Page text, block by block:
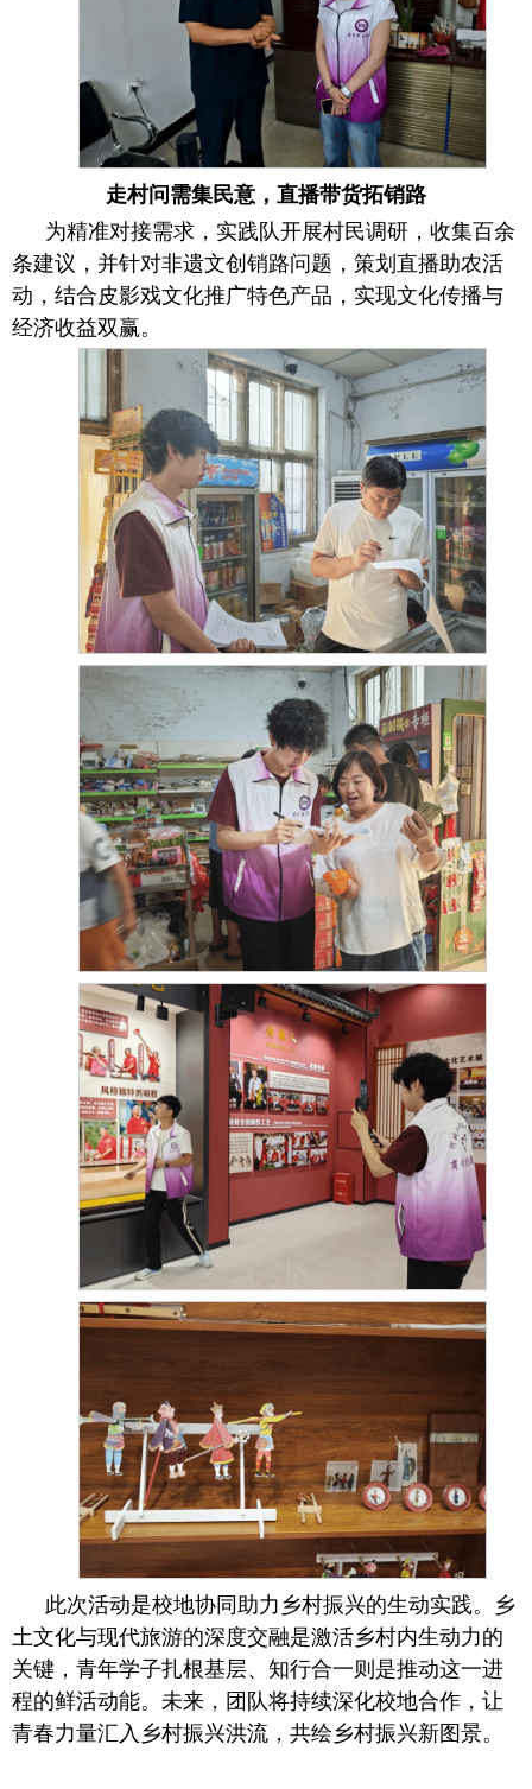
走村问需集民意，直播带货拓销路
为精准对接需求，实践队开展村民调研，收集百余
条建议，并针对非遗文创销路问题，策划直播助农活
动，结合皮影戏文化推广特色产品，实现文化传播与
经济收益双赢。
此次活动是校地协同助力乡村振兴的生动实践。乡
土文化与现代旅游的深度交融是激活乡村内生动力的
关键，青年学子扎根基层、知行合一则是推动这一进
程的鲜活动能。未来，团队将持续深化校地合作，让
青春力量汇入乡村振兴洪流，共绘乡村振兴新图景。